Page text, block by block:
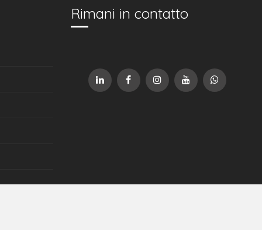
Rimani in contatto